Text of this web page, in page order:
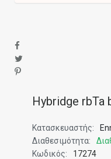
Hybridge rbTa
Κατασκευαστής:
Διαθεσιμότητα:
Κωδικός:
17274